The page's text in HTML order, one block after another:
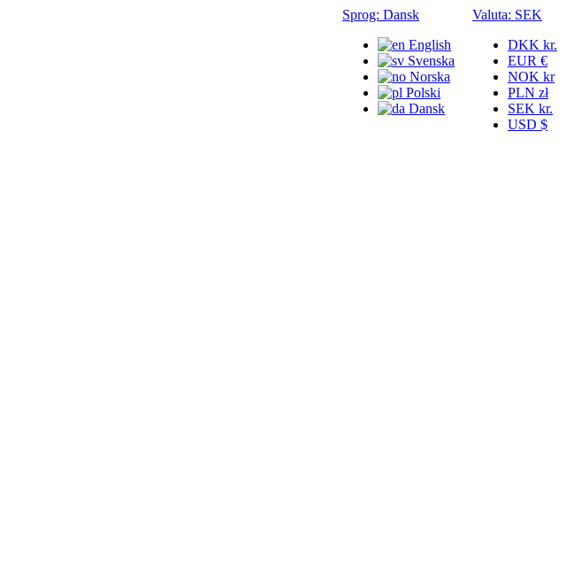
Sprog: Dansk
English
Svenska
Norska
Polski
Dansk
Valuta: SEK
DKK kr.
EUR €
NOK kr
PLN zł
SEK kr.
USD $